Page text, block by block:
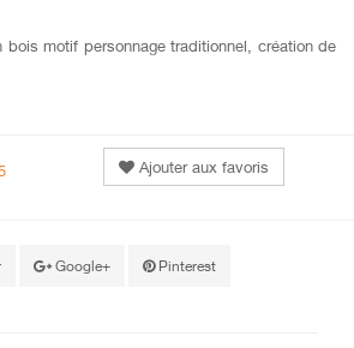
bois motif personnage traditionnel, création de
Ajouter aux favoris
Google+ Pinterest